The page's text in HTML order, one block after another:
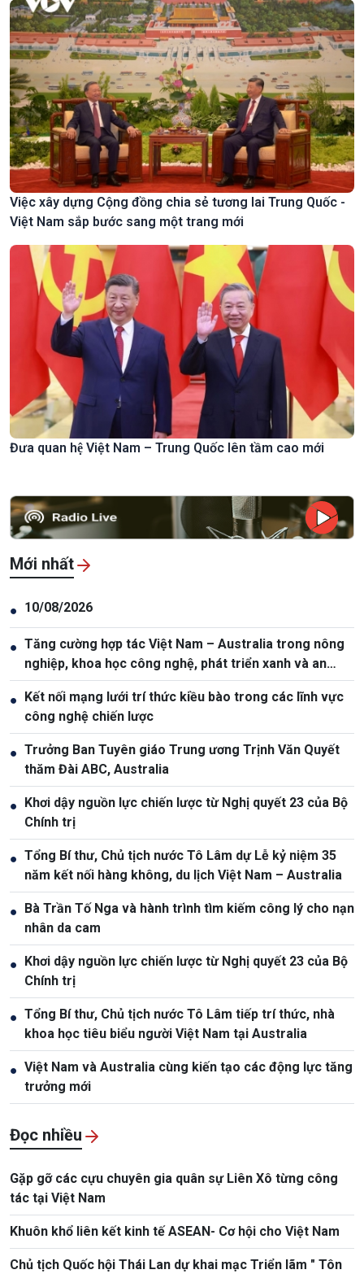
Việc xây dựng Cộng đồng chia sẻ tương lai Trung Quốc -
Việt Nam sắp bước sang một trang mới
Đưa quan hệ Việt Nam – Trung Quốc lên tầm cao mới
Mới nhất
● 10/08/2026
● Tăng cường hợp tác Việt Nam – Australia trong nông
nghiệp, khoa học công nghệ, phát triển xanh và an
ninh lương thực
●
Kết nối mạng lưới trí thức kiều bào trong các lĩnh vực
công nghệ chiến lược
● Trưởng Ban Tuyên giáo Trung ương Trịnh Văn Quyết
thăm Đài ABC, Australia
●
Khơi dậy nguồn lực chiến lược từ Nghị quyết 23 của Bộ
Chính trị
● Tổng Bí thư, Chủ tịch nước Tô Lâm dự Lễ kỷ niệm 35
năm kết nối hàng không, du lịch Việt Nam – Australia
●
Bà Trần Tố Nga và hành trình tìm kiếm công lý cho nạn
nhân da cam
●
Khơi dậy nguồn lực chiến lược từ Nghị quyết 23 của Bộ
Chính trị
● Tổng Bí thư, Chủ tịch nước Tô Lâm tiếp trí thức, nhà
khoa học tiêu biểu người Việt Nam tại Australia
● Việt Nam và Australia cùng kiến tạo các động lực tăng
trưởng mới
Đọc nhiều
Gặp gỡ các cựu chuyên gia quân sự Liên Xô từng công
tác tại Việt Nam
Khuôn khổ liên kết kinh tế ASEAN- Cơ hội cho Việt Nam
Chủ tịch Quốc hội Thái Lan dự khai mạc Triển lãm " Tôn